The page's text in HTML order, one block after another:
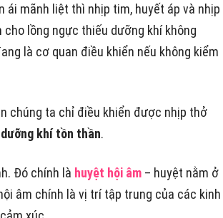
mãnh liệt thì nhịp tim, huyết áp và nhịp
lồng ngực thiếu dưỡng khí không
là cơ quan điều khiển nếu không kiểm
chúng ta chỉ điều khiển được nhịp thở
khí tồn thần.
Đó chính là huyệt hội âm – huyệt nằm ở
âm chính là vị trí tập trung của các kinh